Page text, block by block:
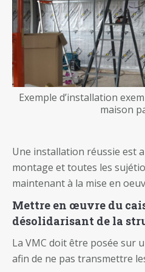
Exemple d’installation
maison
Une installation réussie est
montage et toutes les
maintenant à la mise en
Mettre en œuvre du
désolidarisant de la
La VMC doit être posée sur
afin de ne pas transmettre